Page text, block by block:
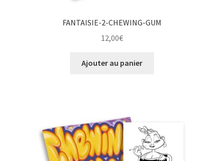
FANTAISIE-2-CHEWING-GUM
12,00€
Ajouter au panier